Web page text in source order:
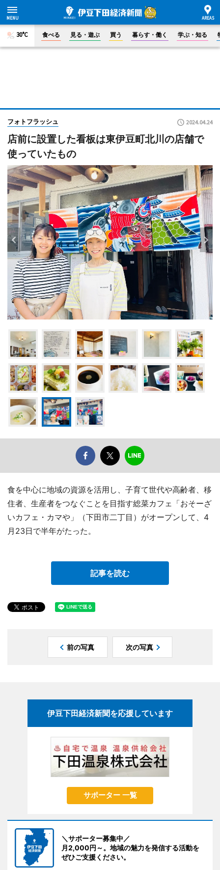
30°C 食べる 見る・遊ぶ 買う 暮らす・働く 学ぶ・知る
フォトフラッシュ 2024.04.24
店前に設置した看板は東伊豆町北川の店舗で
使っていたもの
食を中心に地域の資源を活用し、子育て世代や高齢者、移
住者、生産者をつなぐことを目指す総菜カフェ「おそーざ
いカフェ・カマや」（下田市二丁目）がオープンして、4
月23日で半年がたった。
記事を読む
前の写真 次の写真
伊豆下田経済新聞を応援しています
サポーター 一覧
＼サポーター募集中／
月2,000円～。地域の魅力を発信する活動を
ぜひご支援ください。